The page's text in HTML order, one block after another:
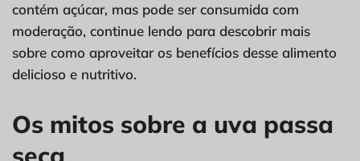
contém açúcar, mas pode ser consumida com
moderação, continue lendo para descobrir mais
sobre como aproveitar os benefícios desse alimento
delicioso e nutritivo.
Os mitos sobre a uva passa